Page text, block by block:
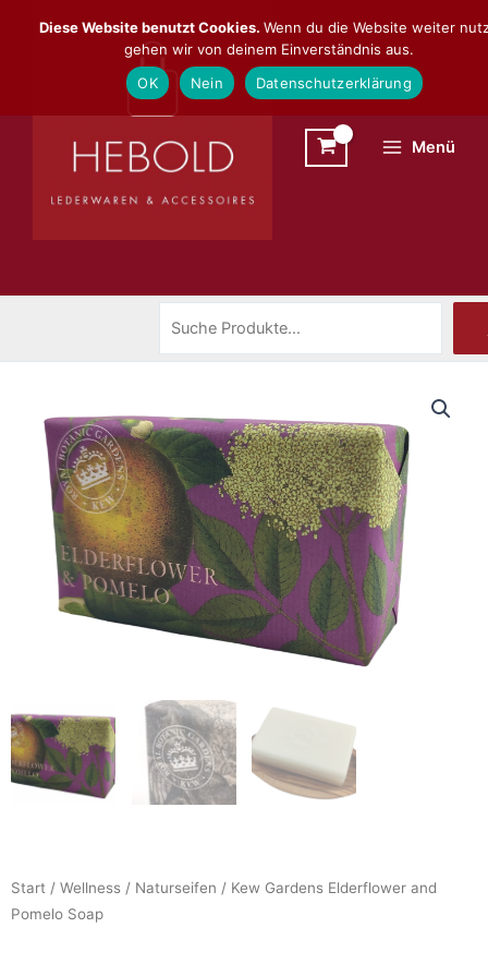
Inhalt
Menü
Start / Wellness / Naturseifen / Kew Gardens Elderflower and
Pomelo Soap
Diese Website benutzt Cookies. Wenn du die Website weiter
gehen wir von deinem Einverständnis aus.
OK
Nein Datenschutzerklärung